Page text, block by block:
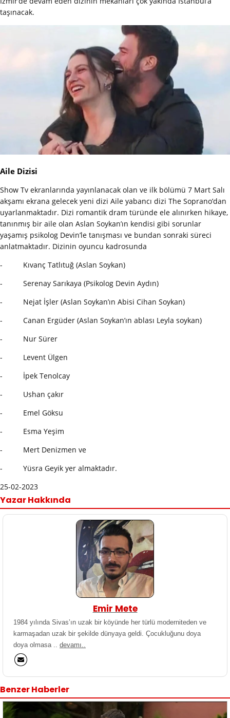
taşınacak.
Aile Dizisi
Show Tv ekranlarında yayınlanacak olan ve ilk bölümü 7 Mart Salı
akşamı ekrana gelecek yeni dizi Aile yabancı dizi The Soprano’dan
uyarlanmaktadır. Dizi romantik dram türünde ele alınırken hikaye,
tanınmış bir aile olan Aslan Soykan’ın kendisi gibi sorunlar
yaşamış psikolog Devin’le tanışması ve bundan sonraki süreci
anlatmaktadır. Dizinin oyuncu kadrosunda
- Kıvanç Tatlıtuğ (Aslan Soykan)
- Serenay Sarıkaya (Psikolog Devin Aydın)
- Nejat İşler (Aslan Soykan’ın Abisi Cihan Soykan)
- Canan Ergüder (Aslan Soykan’ın ablası Leyla soykan)
- Nur Sürer
- Levent Ülgen
- İpek Tenolcay
- Ushan çakır
- Emel Göksu
- Esma Yeşim
- Mert Denizmen ve
- Yüsra Geyik yer almaktadır.
25-02-2023
Yazar Hakkında
Emir Mete
1984 yılında Sivas’ın uzak bir köyünde her türlü moderniteden ve
karmaşadan uzak bir şekilde dünyaya geldi. Çocukluğunu doya
doya olmasa .. devamı..
Benzer Haberler